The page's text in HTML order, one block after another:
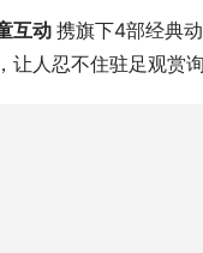
互动 携旗下4部经典
让人忍不住驻足观赏